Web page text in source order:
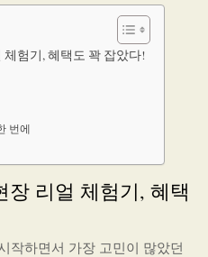
험기, 혜택도 꽉 잡았다!
번에
장 리얼 체험기, 혜택
작하면서 가장 고민이 많았던